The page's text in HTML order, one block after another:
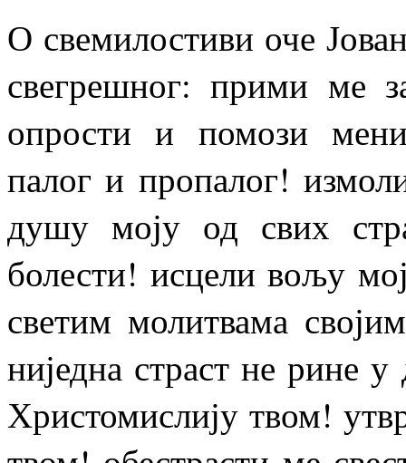
О свемилостиви оче
свегрешног: прими ме
опрости и помози
палог и пропалог!
душу моју од свих
болести! исцели вољу
светим молитвама
ниједна страст не рине
Христомислију твом!